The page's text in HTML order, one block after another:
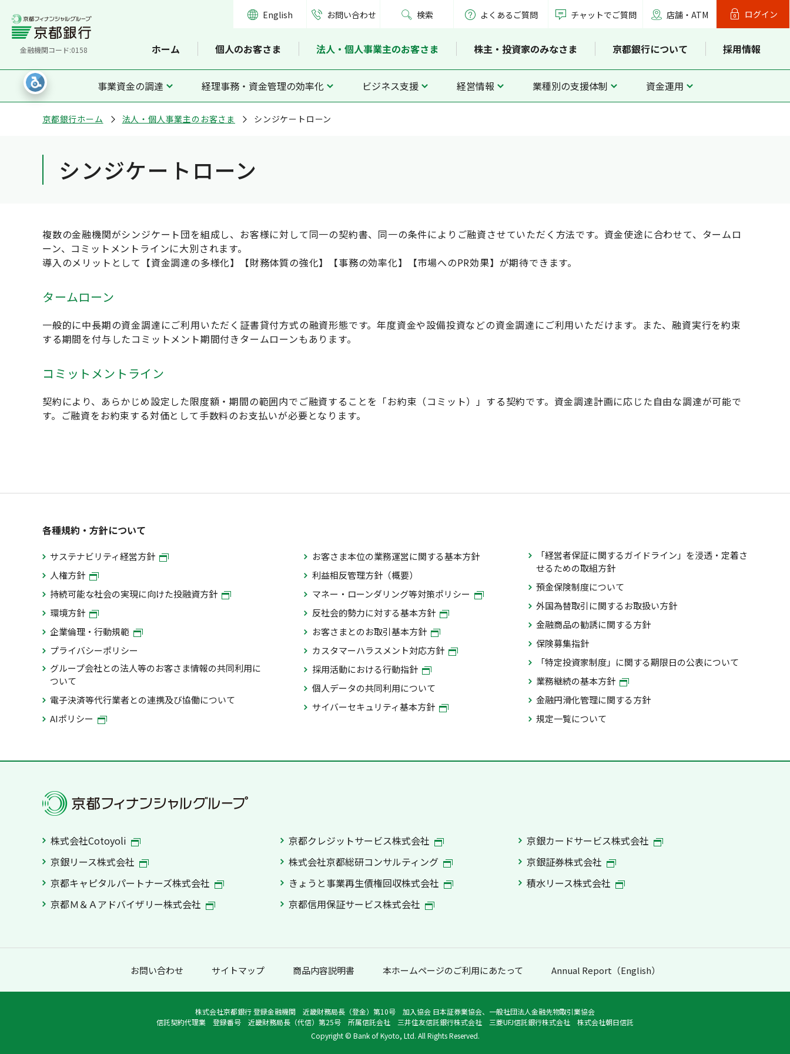
金融機関コード:0158
English お問い合わせ 検索 よくあるご質問 チャットでご質問 店舗・ATM ログイン
ホーム 個人のお客さま 法人・個人事業主のお客さま 株主・投資家のみなさま 京都銀行について 採用情報
事業資金の調達 経理事務・資金管理の効率化 ビジネス支援 経営情報 業種別の支援体制 資金運用
京都銀行ホーム 法人・個人事業主のお客さま シンジケートローン
シンジケートローン
複数の金融機関がシンジケート団を組成し、お客様に対して同一の契約書、同一の条件によりご融資させていただく方法です。資金使途に合わせて、タームロ
ーン、コミットメントラインに大別されます。
導入のメリットとして【資金調達の多様化】【財務体質の強化】【事務の効率化】【市場へのPR効果】が期待できます。
タームローン
一般的に中長期の資金調達にご利用いただく証書貸付方式の融資形態です。年度資金や設備投資などの資金調達にご利用いただけます。また、融資実行を約束
する期間を付与したコミットメント期間付きタームローンもあります。
コミットメントライン
契約により、あらかじめ設定した限度額・期間の範囲内でご融資することを「お約束（コミット）」する契約です。資金調達計画に応じた自由な調達が可能で
す。ご融資をお約束する対価として手数料のお支払いが必要となります。
各種規約・方針について
サステナビリティ経営方針
人権方針
持続可能な社会の実現に向けた投融資方針
環境方針
企業倫理・行動規範
プライバシーポリシー
グループ会社との法人等のお客さま情報の共同利用に
ついて
電子決済等代行業者との連携及び協働について
AIポリシー
お客さま本位の業務運営に関する基本方針
利益相反管理方針（概要）
マネー・ローンダリング等対策ポリシー
反社会的勢力に対する基本方針
お客さまとのお取引基本方針
カスタマーハラスメント対応方針
採用活動における行動指針
個人データの共同利用について
サイバーセキュリティ基本方針
「経営者保証に関するガイドライン」を浸透・定着さ
せるための取組方針
預金保険制度について
外国為替取引に関するお取扱い方針
金融商品の勧誘に関する方針
保険募集指針
「特定投資家制度」に関する期限日の公表について
業務継続の基本方針
金融円滑化管理に関する方針
規定一覧について
株式会社Cotoyoli 京都クレジットサービス株式会社
京銀カードサービス株式会社
京銀リース株式会社
株式会社京都総研コンサルティング
京銀証券株式会社
京都キャピタルパートナーズ株式会社
きょうと事業再生債権回収株式会社
積水リース株式会社
京都Ｍ＆Ａアドバイザリー株式会社
京都信用保証サービス株式会社
お問い合わせ サイトマップ 商品内容説明書 本ホームページのご利用にあたって Annual Report（English）
株式会社京都銀行 登録金融機関 近畿財務局長（登金）第10号 加入協会 日本証券業協会、一般社団法人金融先物取引業協会
信託契約代理業 登録番号 近畿財務局長（代信）第25号 所属信託会社 三井住友信託銀行株式会社 三菱UFJ信託銀行株式会社 株式会社朝日信託
Copyright © Bank of Kyoto, Ltd. All Rights Reserved.